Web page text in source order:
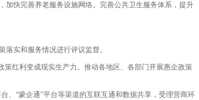
快完善养老服务设施网络。完善公共卫生服务体系，提升
实和服务情况进行评议监督。
红利变成现实生产力。推动各地区、各部门开展惠企政策
、“蒙企通”平台等渠道的互联互通和数据共享，受理营商环